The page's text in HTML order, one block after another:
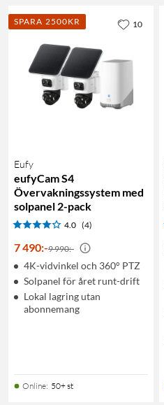
SPARA 2500KR
Eufy
eufyCam S4
Övervakningssystem med
solpanel 2-pack
4.0 (4)
7 490:-9 990:-
4K-vidvinkel och 360° PTZ
Solpanel för året runt-drift
Lokal lagring utan
abonnemang
Online: 50+ st
10